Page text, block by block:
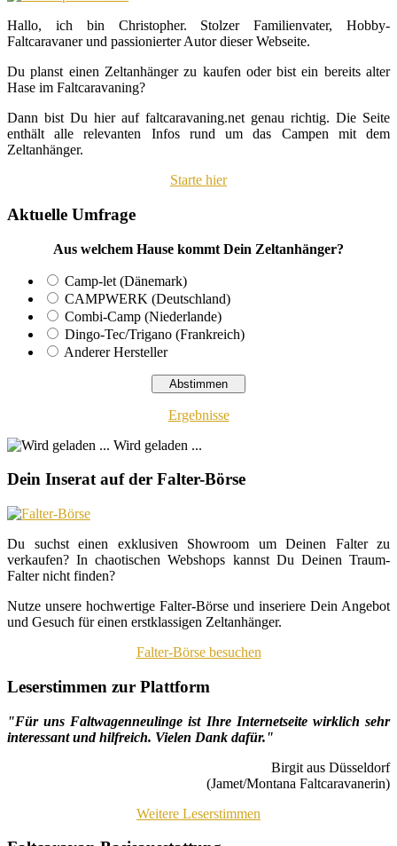
Hallo, ich bin Christopher. Stolzer Familienvater, Hobby-
Faltcaravaner und passionierter Autor dieser Webseite.
Du planst einen Zeltanhänger zu kaufen oder bist ein bereits alter
Hase im Faltcaravaning?
Dann bist Du hier auf faltcaravaning.net genau richtig. Die Seite
enthält alle relevanten Infos rund um das Campen mit dem
Zeltanhänger.
Starte hier
Aktuelle Umfrage
Aus welchem Hause kommt Dein Zeltanhänger?
Camp-let (Dänemark)
CAMPWERK (Deutschland)
Combi-Camp (Niederlande)
Dingo-Tec/Trigano (Frankreich)
Anderer Hersteller
Ergebnisse
Wird geladen ...
Dein Inserat auf der Falter-Börse
Du suchst einen exklusiven Showroom um Deinen Falter zu
verkaufen? In chaotischen Webshops kannst Du Deinen Traum-
Falter nicht finden?
Nutze unsere hochwertige Falter-Börse und inseriere Dein Angebot
und Gesuch für einen erstklassigen Zeltanhänger.
Falter-Börse besuchen
Leserstimmen zur Plattform
"Für uns Faltwagenneulinge ist Ihre Internetseite wirklich sehr
interessant und hilfreich. Vielen Dank dafür."
Birgit aus Düsseldorf
(Jamet/Montana Faltcaravanerin)
Weitere Leserstimmen